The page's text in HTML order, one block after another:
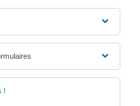
!